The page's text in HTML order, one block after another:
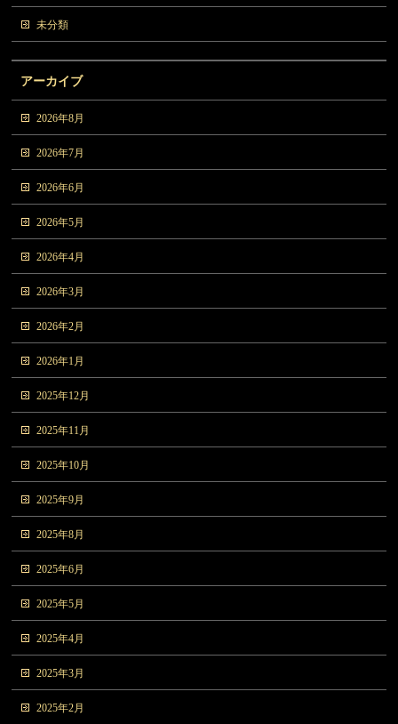
未分類
アーカイブ
2026年8月
2026年7月
2026年6月
2026年5月
2026年4月
2026年3月
2026年2月
2026年1月
2025年12月
2025年11月
2025年10月
2025年9月
2025年8月
2025年6月
2025年5月
2025年4月
2025年3月
2025年2月